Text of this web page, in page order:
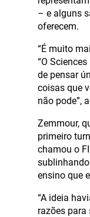
– e alguns
oferecem.
“É muito
“O
de pensar
coisas que
não pode”,
Zemmour,
primeiro
chamou o
ensino que
“A ideia
razões para